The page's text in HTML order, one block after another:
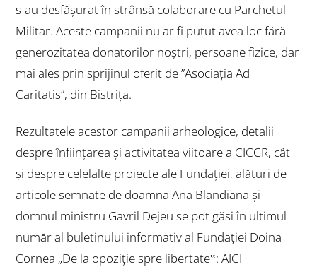
s-au desfăşurat în strânsă colaborare cu Parchetul
Militar. Aceste campanii nu ar fi putut avea loc fără
generozitatea donatorilor noştri, persoane fizice, dar
mai ales prin sprijinul oferit de ”Asociaţia Ad
Caritatis”, din Bistriţa.
Rezultatele acestor campanii arheologice, detalii
despre înființarea și activitatea viitoare a CICCR, cât
și despre celelalte proiecte ale Fundației, alături de
articole semnate de doamna Ana Blandiana şi
domnul ministru Gavril Dejeu se pot găsi în ultimul
număr al buletinului informativ al Fundaţiei Doina
Cornea „De la opoziţie spre libertate‟:AICI